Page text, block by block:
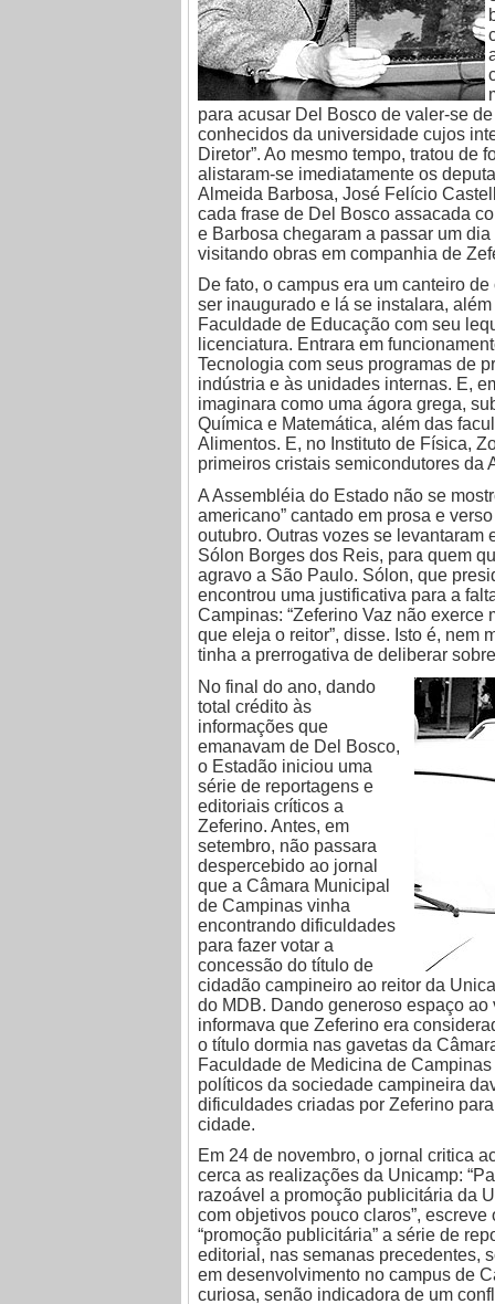
para acusar Del Bosco de valer-se
conhecidos da universidade cujos
Diretor”. Ao mesmo tempo, tratou de
alistaram-se imediatamente os
Almeida Barbosa, José Felício
cada frase de Del Bosco assacada
e Barbosa chegaram a passar um
visitando obras em companhia de
De fato, o campus era um canteiro
ser inaugurado e lá se instalara,
Faculdade de Educação com seu
licenciatura. Entrara em
Tecnologia com seus programas de
indústria e às unidades internas. E,
imaginara como uma ágora grega,
Química e Matemática, além das
Alimentos. E, no Instituto de Física,
primeiros cristais semicondutores da
A Assembléia do Estado não se
americano” cantado em prosa e
outubro. Outras vozes se levantaram
Sólon Borges dos Reis, para quem
agravo a São Paulo. Sólon, que
encontrou uma justificativa para a
Campinas: “Zeferino Vaz não
que eleja o reitor”, disse. Isto é, nem
tinha a prerrogativa de deliberar
No final do ano, dando
total crédito às
informações que
emanavam de Del Bosco,
o Estadão iniciou uma
série de reportagens e
editoriais críticos a
Zeferino. Antes, em
setembro, não passara
despercebido ao jornal
que a Câmara Municipal
de Campinas vinha
encontrando dificuldades
para fazer votar a
concessão do título de
cidadão campineiro ao reitor da
do MDB. Dando generoso espaço
informava que Zeferino era
o título dormia nas gavetas da
Faculdade de Medicina de
políticos da sociedade campineira
dificuldades criadas por Zeferino
cidade.
Em 24 de novembro, o jornal critica
cerca as realizações da Unicamp:
razoável a promoção publicitária da
com objetivos pouco claros”,
“promoção publicitária” a série de
editorial, nas semanas precedentes,
em desenvolvimento no campus de
curiosa, senão indicadora de um